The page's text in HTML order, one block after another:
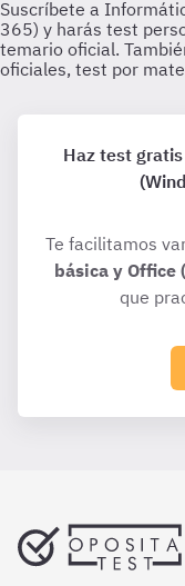
Haz test
Te facilitamos
básica y Office
que